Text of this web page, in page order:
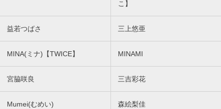
こ】
益若つばさ 三上悠亜
MINA(ミナ)【TWICE】 MINAMI
宮脇咲良 三吉彩花
Mumei(むめい) 森絵梨佳